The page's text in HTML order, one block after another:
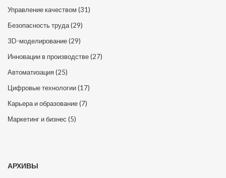
Управление качеством (31)
Безопасность труда(29)
3D-моделирование(29)
Инновации в производстве(27)
Автоматизация(25)
Цифровые технологии(17)
Карьера и образование(7)
Маркетинг и бизнес (5)
АРХИВЫ